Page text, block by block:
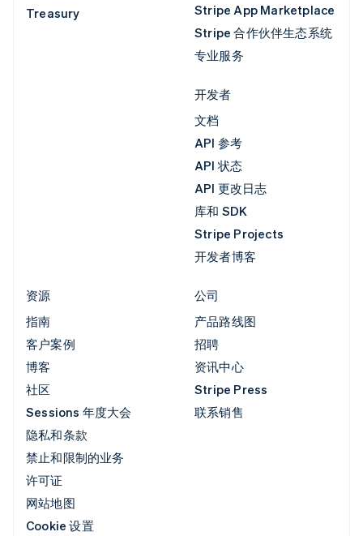
Treasury
Stripe App Marketplace
Stripe 合作伙伴生态系统
专业服务
开发者
文档
API 参考
API 状态
API 更改日志
库和 SDK
Stripe Projects
开发者博客
资源
指南
客户案例
博客
社区
Sessions 年度大会
隐私和条款
禁止和限制的业务
许可证
网站地图
Cookie 设置
公司
产品路线图
招聘
资讯中心
Stripe Press
联系销售